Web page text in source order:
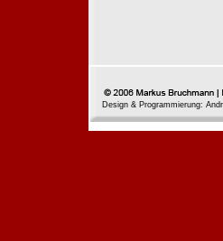
Design & Programmierung: